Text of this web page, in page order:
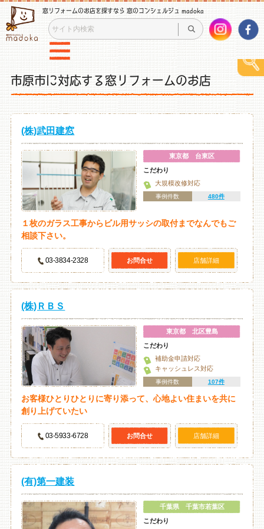
窓リフォームのお店を探すなら 窓のコンシェルジュ madoka
市原市に対応する窓リフォームのお店
(株)武田建窓
東京都 台東区
こだわり
大規模改修対応
事例件数 480件
１枚のガラス工事からビル用サッシの取付までなんでもご
相談下さい。
03-3834-2328 お問合せ 店舗詳細
(株)ＲＢＳ
東京都 北区豊島
こだわり
補助金申請対応
キャッシュレス対応
事例件数 107件
お客様ひとりひとりに寄り添って、心地よい住まいを共に
創り上げていたい
03-5933-6728 お問合せ 店舗詳細
(有)第一建装
千葉県 千葉市若葉区
こだわり